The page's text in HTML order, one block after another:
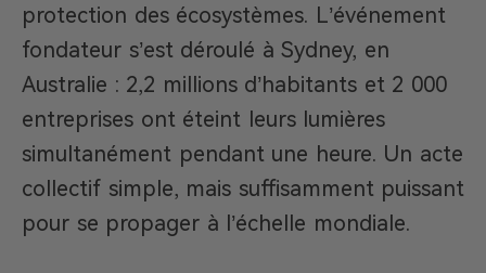
protection des écosystèmes. L’événement
fondateur s’est déroulé à Sydney, en
Australie : 2,2 millions d’habitants et 2 000
entreprises ont éteint leurs lumières
simultanément pendant une heure. Un acte
collectif simple, mais suffisamment puissant
pour se propager à l’échelle mondiale.